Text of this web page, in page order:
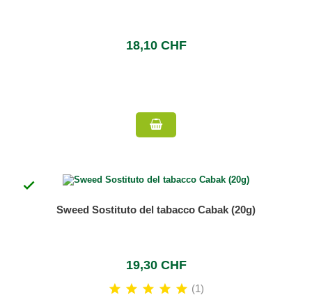
18,10 CHF

Sweed Sostituto del tabacco Cabak (20g)
19,30 CHF
(1)